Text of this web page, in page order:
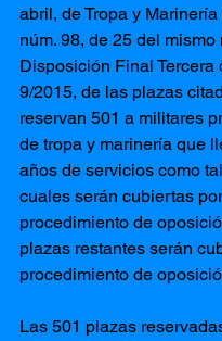
abril, de Tropa y
núm. 98, de 25 del mismo
Disposición Final Tercera
9/2015, de las plazas
reservan 501 a militares
de tropa y marinería que
años de servicios como
cuales serán cubiertas
procedimiento de
plazas restantes serán
procedimiento de
Las 501 plazas